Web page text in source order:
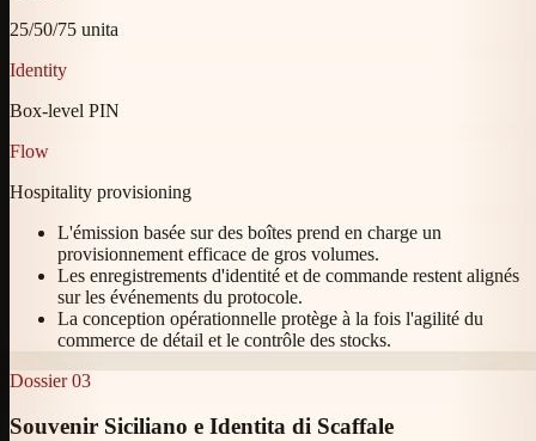
25/50/75 unita
Identity
Box-level PIN
Flow
Hospitality provisioning
L'émission basée sur des boîtes prend en charge un
provisionnement efficace de gros volumes.
Les enregistrements d'identité et de commande restent alignés
sur les événements du protocole.
La conception opérationnelle protège à la fois l'agilité du
commerce de détail et le contrôle des stocks.
Dossier 03
Souvenir Siciliano e Identita di Scaffale